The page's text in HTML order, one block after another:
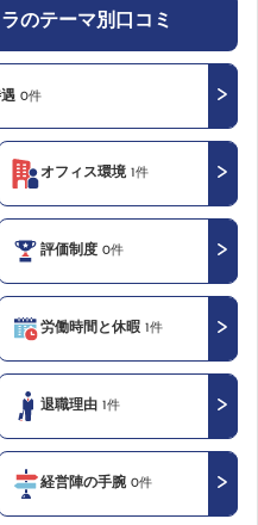
のテーマ別口コミ
0件
オフィス環境 1件
評価制度 0件
労働時間と休暇 1件
退職理由 1件
経営陣の手腕 0件